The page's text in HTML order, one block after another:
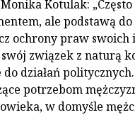
Kotulak:
ale podstawą
ochrony praw
związek z naturą
działań
potrzebom
w domyśle